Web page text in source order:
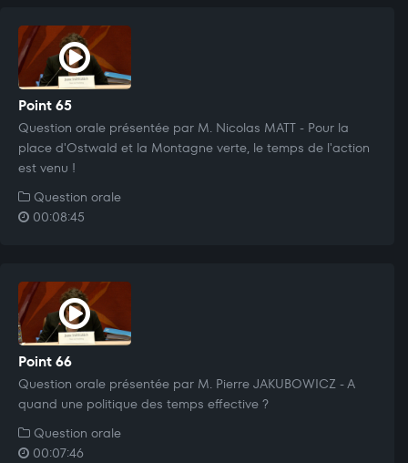
Point 65
Question orale présentée par M. Nicolas MATT - Pour la
place d'Ostwald et la Montagne verte, le temps de l'action
est venu !
Question orale
00:08:45
Point 66
Question orale présentée par M. Pierre JAKUBOWICZ - A
quand une politique des temps effective ?
Question orale
00:07:46